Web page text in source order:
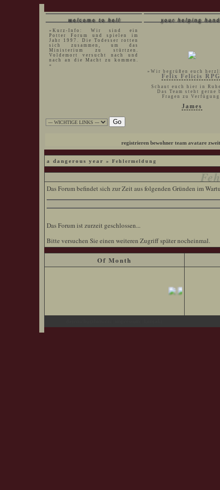
welcome to hell your helping
»Kurz-Info: Wir sind ein
Potter Forum und spielen im
Jahr 1997. Die Todesser rotten
sich zusammen, um das
Ministerium zu stürtzen.
Voldemort versucht nach und
nach an die Macht zu kommen.
«
»Wir begrüßen euch
Felix Felicis RPG
Schaut euch hier in
Das Team steht gerne
Fragen zu
James
registrieren bewohner team avatare
a dangerous year » Fehlermeldung
Das Forum befindet sich zur Zeit aus folgenden Gründen im
Das Forum ist zurzeit geschlossen...
Bitte versuchen Sie einen weiteren Zugriff später nocheinmal.
Of Month